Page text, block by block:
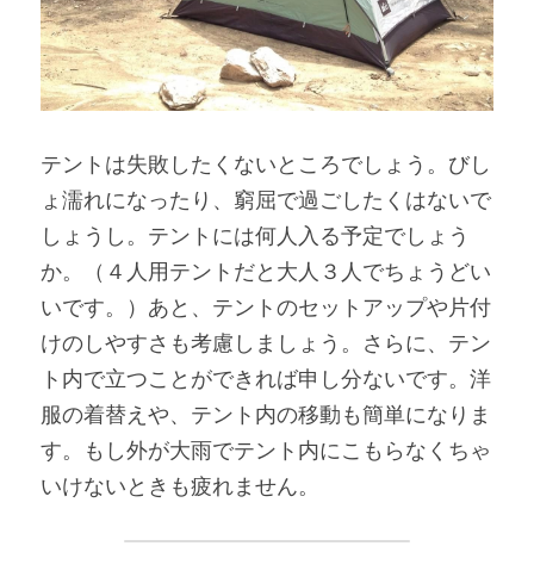
テントは失敗したくないところでしょう。びし
ょ濡れになったり、窮屈で過ごしたくはないで
しょうし。テントには何人入る予定でしょう
か。（４人用テントだと大人３人でちょうどい
いです。）あと、テントのセットアップや片付
けのしやすさも考慮しましょう。さらに、テン
ト内で立つことができれば申し分ないです。洋
服の着替えや、テント内の移動も簡単になりま
す。もし外が大雨でテント内にこもらなくちゃ
いけないときも疲れません。